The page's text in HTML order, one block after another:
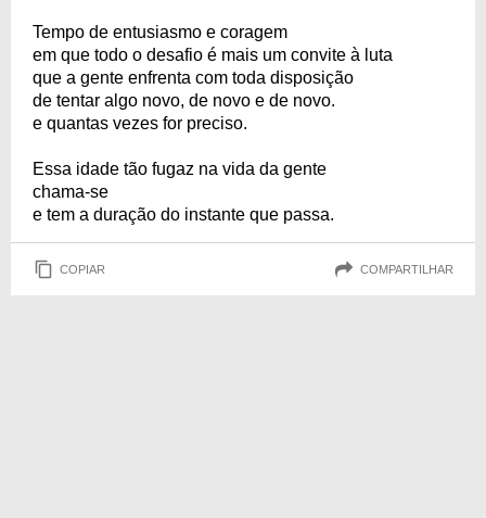
Tempo de entusiasmo e coragem
em que todo o desafio é mais um convite à luta
que a gente enfrenta com toda disposição
de tentar algo novo, de novo e de novo.
e quantas vezes for preciso.
Essa idade tão fugaz na vida da gente
chama-se
e tem a duração do instante que passa.
COPIAR COMPARTILHAR